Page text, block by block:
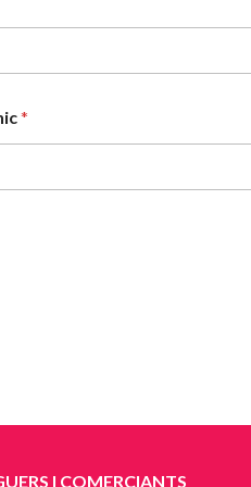
*
I COMERCIANTS